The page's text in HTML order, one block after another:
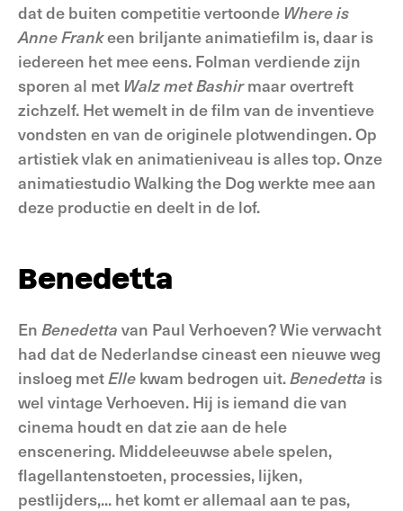
dat de buiten competitie vertoonde Where is
Anne Frankeen briljante animatiefilm is, daar is
iedereen het mee eens. Folman verdiende zijn
sporen al met Walz met Bashirmaar overtreft
zichzelf. Het wemelt in de film van de inventieve
vondsten en van de originele plotwendingen. Op
artistiek vlak en animatieniveau is alles top. Onze
animatiestudio Walking the Dog werkte mee aan
deze productie en deelt in de lof.
Benedetta
En Benedetta van Paul Verhoeven? Wie verwacht
had dat de Nederlandse cineast een nieuwe weg
insloeg metElle kwam bedrogen uit.Benedetta is
wel vintage Verhoeven. Hij is iemand die van
cinema houdt en dat zie aan de hele
enscenering. Middeleeuwse abele spelen,
flagellantenstoeten, processies, lijken,
pestlijders,... het komt er allemaal aan te pas,